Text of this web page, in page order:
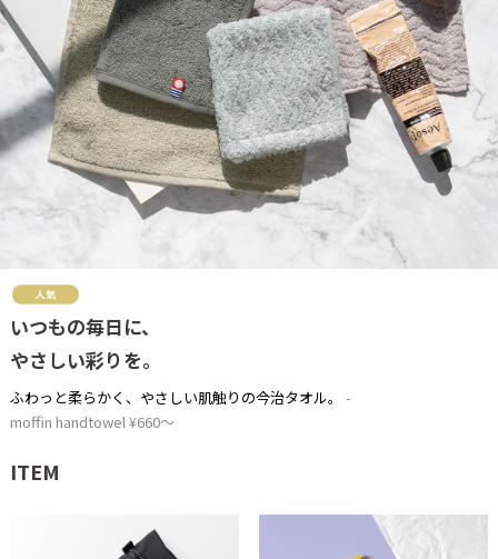
いつもの毎日に、
やさしい彩りを。
ふわっと柔らかく、やさしい肌触りの今治タオル。
moffin handtowel ¥660～
ITEM